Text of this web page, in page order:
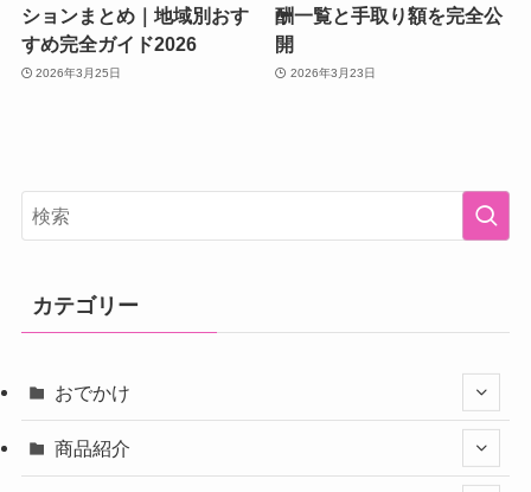
ションまとめ｜地域別おす
すめ完全ガイド2026
2026年3月25日
酬一覧と手取り額を完全公
開
2026年3月23日
カテゴリー
おでかけ
商品紹介